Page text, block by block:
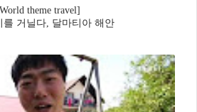
theme travel]
를 거닐다, 달마티아 해안